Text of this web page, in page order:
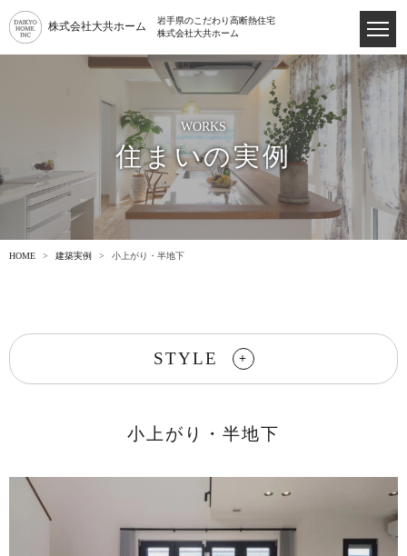
株式会社大共ホーム
岩手県のこだわり高断熱住宅
株式会社大共ホーム
住まいの実例
WORKS
HOME 建築実例 小上がり・半地下
STYLE
小上がり・半地下